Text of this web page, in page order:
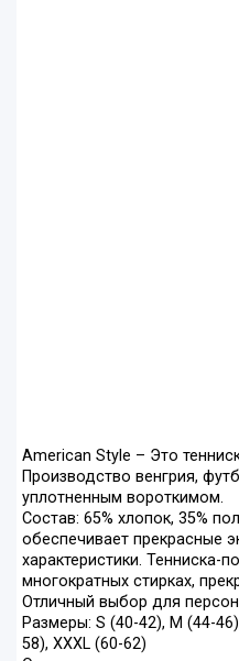
American Style – Это
Производство венгрия,
уплотненным вороткимом.
Состав: 65% хлопок, 35%
обеспечивает прекрасные
характеристики. Тенниска-
многократных стирках,
Отличный выбор для
Размеры: S (40-42), M (44-
58), ХХХL (60-62)